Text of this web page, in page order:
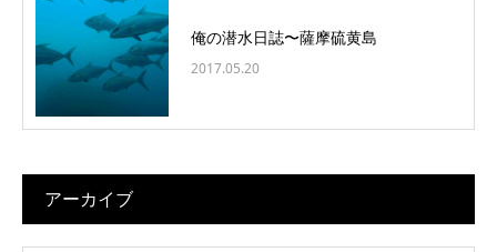
俺の潜水日誌〜薩摩硫黄島
2017.05.20
アーカイブ